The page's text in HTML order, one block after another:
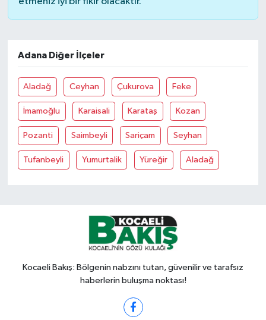
Adana Diğer İlçeler
Aladağ Ceyhan Çukurova Feke
İmamoğlu Karaisali Karataş Kozan
Pozanti Saimbeyli Sariçam Seyhan
Tufanbeyli Yumurtalik Yüreğir Aladağ
Kocaeli Bakış: Bölgenin nabzını tutan, güvenilir ve tarafsız
haberlerin buluşma noktası!